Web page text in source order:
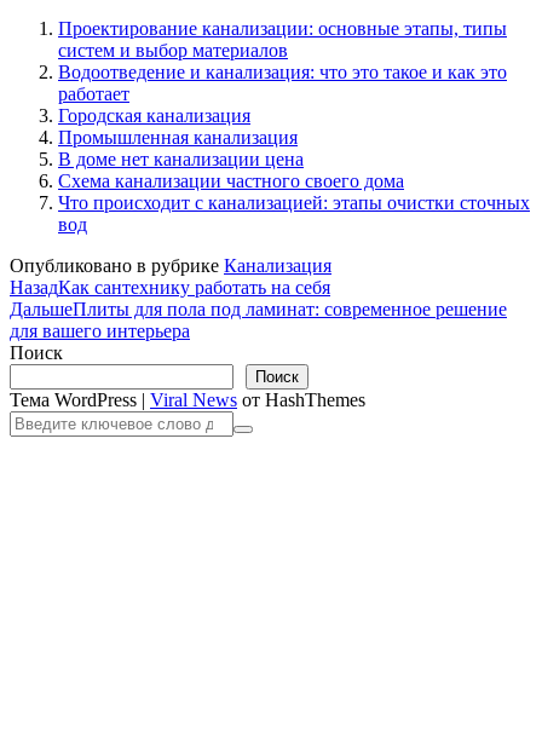
Проектирование канализации: основные этапы, типы
систем и выбор материалов
Водоотведение и канализация: что это такое и как это
работает
Городская канализация
Промышленная канализация
В доме нет канализации цена
Схема канализации частного своего дома
Что происходит с канализацией: этапы очистки сточных
вод
Опубликовано в рубрике Канализация
НазадКак сантехнику работать на себя
ДальшеПлиты для пола под ламинат: современное решение
для вашего интерьера
Поиск
Поиск
Тема WordPress | Viral News от HashThemes